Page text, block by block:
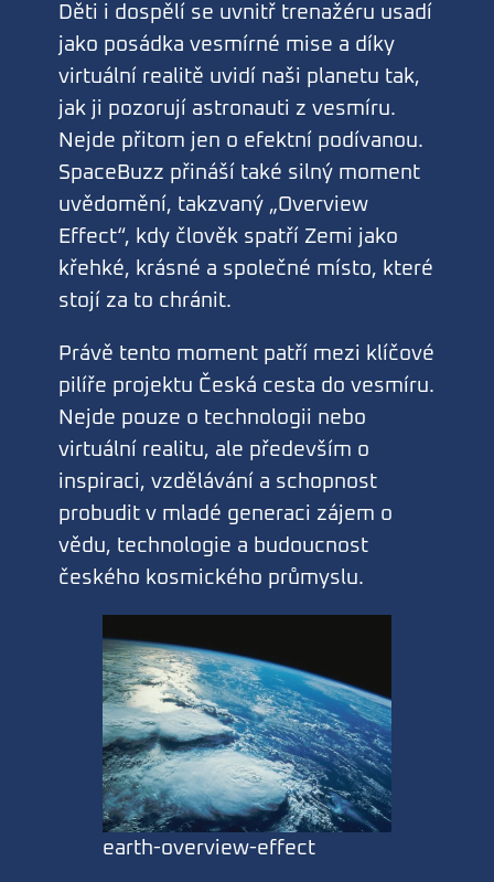
Děti i dospělí se uvnitř trenažéru usadí
jako posádka vesmírné mise a díky
virtuální realitě uvidí naši planetu tak,
jak ji pozorují astronauti z vesmíru.
Nejde přitom jen o efektní podívanou.
SpaceBuzz přináší také silný moment
uvědomění, takzvaný „Overview
Effect“, kdy člověk spatří Zemi jako
křehké, krásné a společné místo, které
stojí za to chránit.
Právě tento moment patří mezi klíčové
pilíře projektu Česká cesta do vesmíru.
Nejde pouze o technologii nebo
virtuální realitu, ale především o
inspiraci, vzdělávání a schopnost
probudit v mladé generaci zájem o
vědu, technologie a budoucnost
českého kosmického průmyslu.
earth-overview-effect